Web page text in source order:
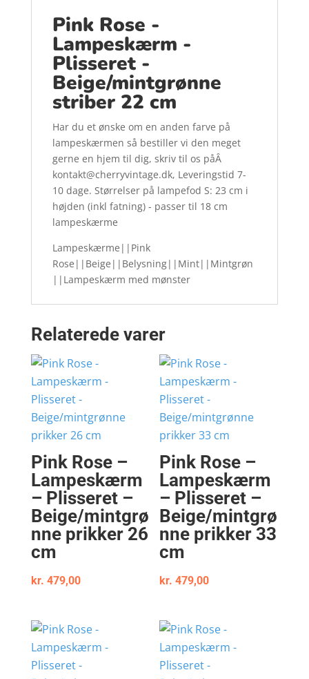
Pink Rose -
Lampeskærm -
Plisseret -
Beige/mintgrønne
striber 22 cm
Har du et ønske om en anden farve på
lampeskærmen så bestiller vi den meget
gerne en hjem til dig, skriv til os påÂ
kontakt@cherryvintage.dk, Leveringstid 7-
10 dage. Størrelser på lampefod S: 23 cm i
højden (inkl fatning) - passer til 18 cm
lampeskærme
Lampeskærme||Pink
Rose||Beige||Belysning||Mint||Mintgrøn
||Lampeskærm med mønster
Relaterede varer
Pink Rose –
Lampeskærm
– Plisseret –
Beige/mintgrø
nne prikker 26
cm
kr. 479,00
Pink Rose –
Lampeskærm
– Plisseret –
Beige/mintgrø
nne prikker 33
cm
kr. 479,00